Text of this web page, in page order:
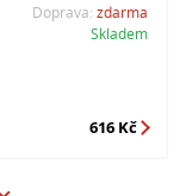
Doprava: zdarma
Skladem
616 Kč